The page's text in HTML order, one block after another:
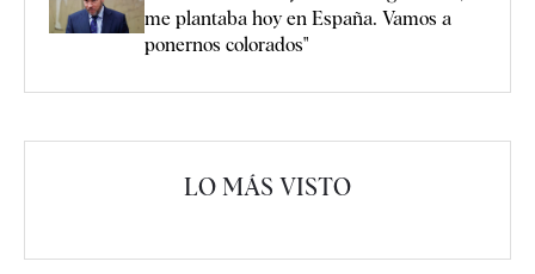
me plantaba hoy en España. Vamos a
ponernos colorados"
LO MÁS VISTO